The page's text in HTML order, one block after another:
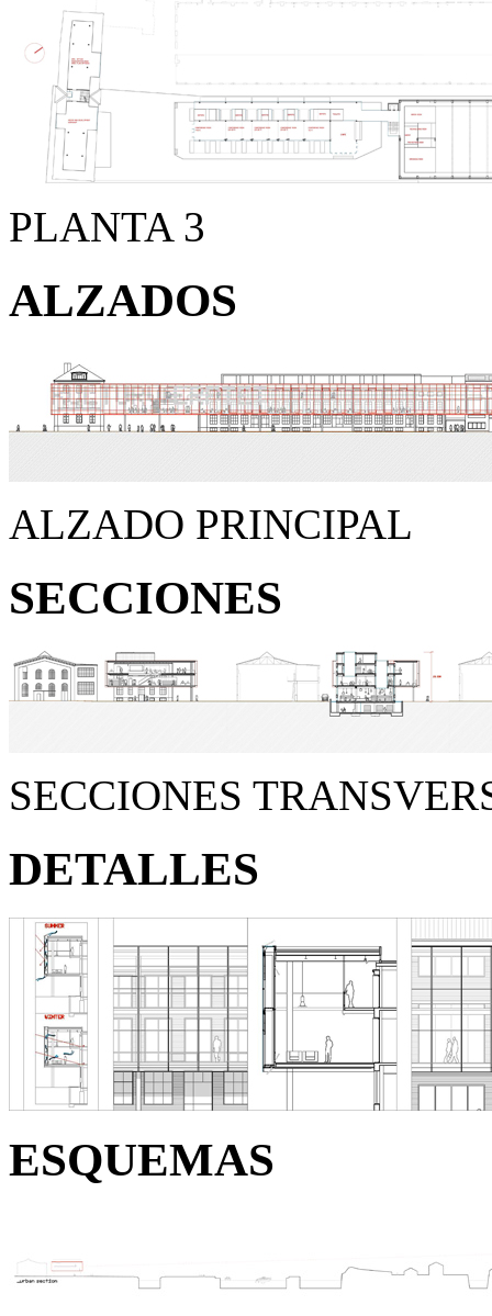
PLANTA 3
ALZADOS
ALZADO PRINCIPAL
SECCIONES
SECCIONES
DETALLES
ESQUEMAS